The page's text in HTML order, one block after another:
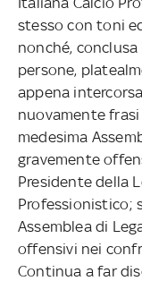
stesso con toni
nonché,
persone,
appena
nuovamente
medesima
gravemente
Presidente della
Professionistico;
Assemblea di
offensivi nei
Continua a far